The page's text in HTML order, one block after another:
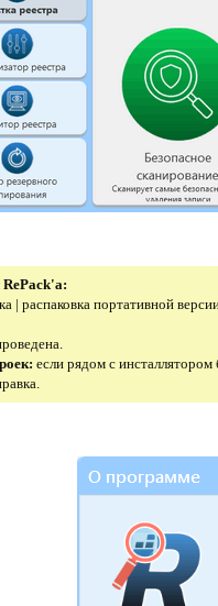
RePack'a:
| распаковка портативной
если рядом с